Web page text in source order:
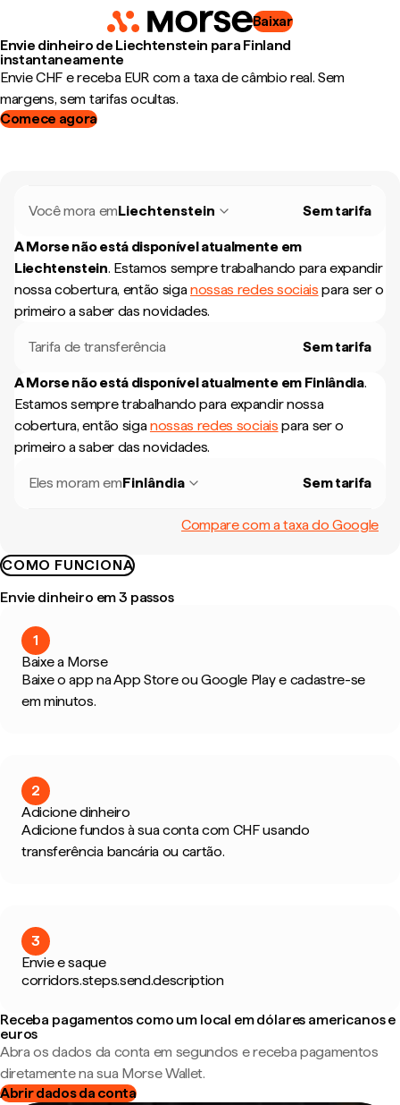
Baixar
Envie dinheiro de Liechtenstein para Finland
instantaneamente
Envie CHF e receba EUR com a taxa de câmbio real. Sem
margens, sem tarifas ocultas.
Comece agora
Você mora emLiechtenstein Sem tarifa
A Morse não está disponível atualmente em
Liechtenstein. Estamos sempre trabalhando para expandir
nossa cobertura, então siganossas redes sociais para ser o
primeiro a saber das novidades.
Tarifa de transferência Sem tarifa
A Morse não está disponível atualmente em Finlândia.
Estamos sempre trabalhando para expandir nossa
cobertura, então siganossas redes sociais para ser o
primeiro a saber das novidades.
Eles moram emFinlândia Sem tarifa
Compare com a taxa do Google
COMO FUNCIONA
Envie dinheiro em 3 passos
1
Baixe a Morse
Baixe o app na App Store ou Google Play e cadastre-se
em minutos.
2
Adicione dinheiro
Adicione fundos à sua conta com CHF usando
transferência bancária ou cartão.
3
Envie e saque
corridors.steps.send.description
Receba pagamentos como um local em dólares americanos e
euros
Abra os dados da conta em segundos e receba pagamentos
diretamente na sua Morse Wallet.
Abrir dados da conta